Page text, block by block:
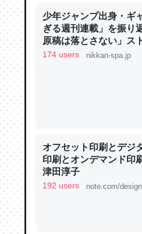
チンを強化してる筈だ
─ニュース :: 【研究発表】昆
これを元に考えるとカ
─ニュース :: 【研究発表】昆
ウチもEchoを実家に置
少年ジャンプ出身・ギ
ぎる週刊連載」を振り
原稿は落とさない」ス
174 users nikkan-spa.jp
オフセット印刷とデジ
印刷とオンデマンド印
津田淳子
192 users note.com/